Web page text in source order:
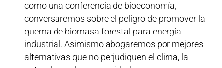
como una conferencia de bioeconomía,
conversaremos sobre el peligro de promover la
quema de biomasa forestal para energía
industrial. Asimismo abogaremos por mejores
alternativas que no perjudiquen el clima, la